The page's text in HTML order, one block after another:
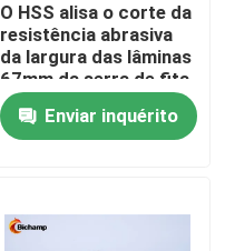
O HSS alisa o corte da
resistência abrasiva
da largura das lâminas
67mm da serra de fita
Enviar inquérito